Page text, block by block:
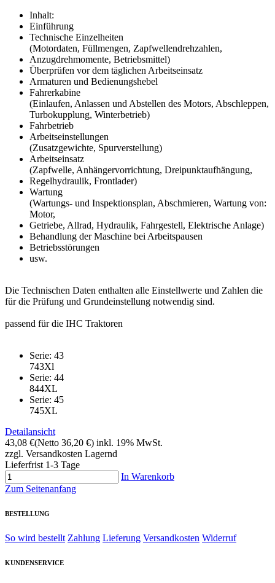
Inhalt:
Einführung
Technische Einzelheiten
(Motordaten, Füllmengen, Zapfwellendrehzahlen,
Anzugdrehmomente, Betriebsmittel)
Überprüfen vor dem täglichen Arbeitseinsatz
Armaturen und Bedienungshebel
Fahrerkabine
(Einlaufen, Anlassen und Abstellen des Motors, Abschleppen,
Turbokupplung, Winterbetrieb)
Fahrbetrieb
Arbeitseinstellungen
(Zusatzgewichte, Spurverstellung)
Arbeitseinsatz
(Zapfwelle, Anhängervorrichtung, Dreipunktaufhängung,
Regelhydraulik, Frontlader)
Wartung
(Wartungs- und Inspektionsplan, Abschmieren, Wartung von:
Motor,
Getriebe, Allrad, Hydraulik, Fahrgestell, Elektrische Anlage)
Behandlung der Maschine bei Arbeitspausen
Betriebsstörungen
usw.
Die Technischen Daten enthalten alle Einstellwerte und Zahlen die
für die Prüfung und Grundeinstellung notwendig sind.
passend für die IHC Traktoren
Serie: 43
743Xl
Serie: 44
844XL
Serie: 45
745XL
Detailansicht
43,08 €(Netto 36,20 €) inkl. 19% MwSt.
zzgl. Versandkosten Lagernd
Lieferfrist 1-3 Tage
In Warenkorb
Zum Seitenanfang
BESTELLUNG
So wird bestellt Zahlung Lieferung Versandkosten Widerruf
KUNDENSERVICE